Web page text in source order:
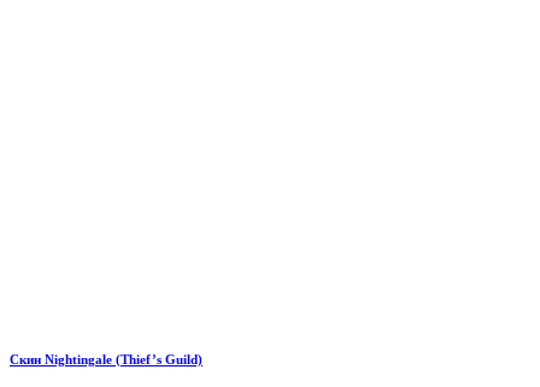
Скин Nightingale (Thief’s Guild)